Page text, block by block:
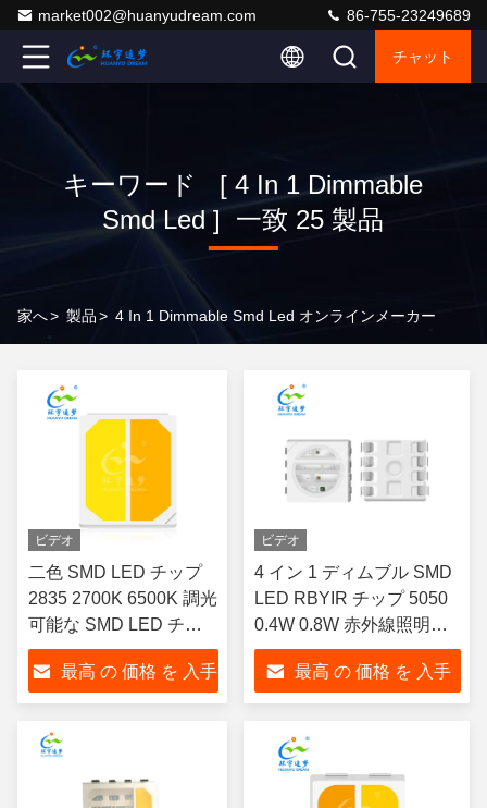
market002@huanyudream.com 86-755-23249689
チャット
キーワード [ 4 In 1 Dimmable
Smd Led ] 一致 25 製品
家へ> 製品> 4 In 1 Dimmable Smd Led オンラインメーカー
ビデオ
二色 SMD LED チップ
2835 2700K 6500K 調光
可能な SMD LED チッ
プ
最高 の 価格 を 入手
ビデオ
4 イン 1 ディムブル SMD
LED RBYIR チップ 5050
0.4W 0.8W 赤外線照明療
法機器
最高 の 価格 を 入手